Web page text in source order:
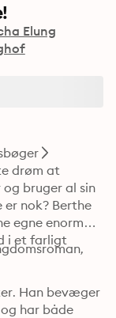
Elung
drøm at
og bruger al sin
nok? Berthe
egne enorme
i et farligt
Han bevæger
har både